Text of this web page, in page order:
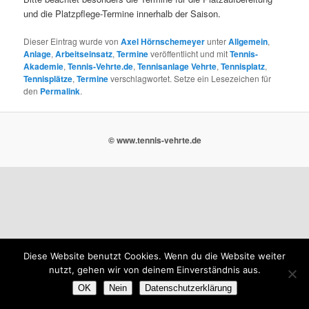
und die Platzpflege-Termine innerhalb der Saison.
Dieser Eintrag wurde vonAxel HörnschemeyerunterAllgemein,
Anlage,Arbeitseinsatz,Termineveröffentlicht und mitTennis-
Akademie,Tennis-Vehrte.de,Tennisanlage Vehrte,Tennisplatz,
Tennisplätze,Termineverschlagwortet. Setze ein Lesezeichen für
den Permalink.
© www.tennis-vehrte.de
Diese Website benutzt Cookies. Wenn du die Website weiter
nutzt, gehen wir von deinem Einverständnis aus.
OK Nein Datenschutzerklärung